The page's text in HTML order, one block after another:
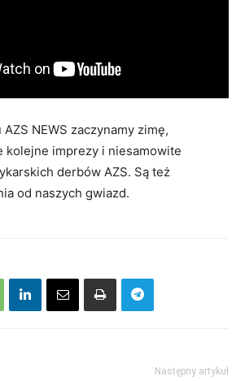
NEWS zaczynamy zimę,
kolejne imprezy i niesamowite
derbów AZS. Są też
od naszych gwiazd.
Następny artykuł